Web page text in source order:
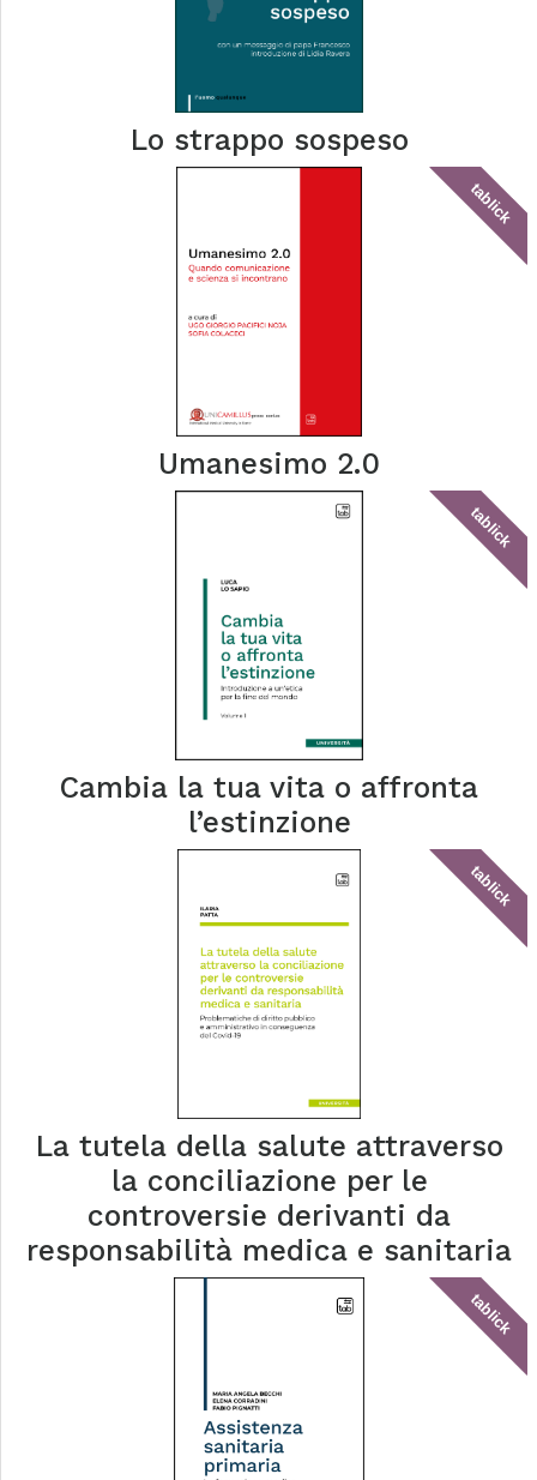
Lo strappo sospeso
tablick
Umanesimo 2.0
tablick
Cambia la tua vita o affronta
l’estinzione
tablick
La tutela della salute attraverso
la conciliazione per le
controversie derivanti da
responsabilità medica e sanitaria
tablick